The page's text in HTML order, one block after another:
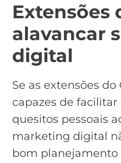
Extensões
alavancar
digital
Se as extensões
capazes de facilitar
quesitos pessoais
marketing digital
bom